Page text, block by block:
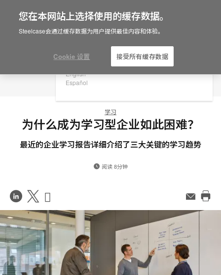
Are you in United States?
English
Español
学习
为什么成为学习型企业如此困难？
最近的企业学习报告详细介绍了三大关键的学习趋势
阅读 8分钟
在
LinkedIn
分
享
Share
on
Weibo
on
Little
Red
Book
邮
您在本网站上选择使用的缓存数据。
Steelcase会通过缓存数据为用户提供最佳内容和体验。
Cookie 设置 接受所有缓存数据